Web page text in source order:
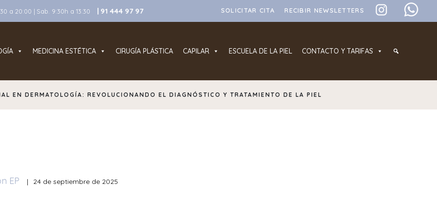
a 20:00 | Sab. 9:30h a 13:30 | 91 444 97 97 SOLICITAR CITA RECIBIR NEWSLETTERS
MEDICINA ESTÉTICA CIRUGÍA PLÁSTICA CAPILAR ESCUELA DE LA PIEL CONTACTO Y TARIFAS
EN DERMATOLOGÍA: REVOLUCIONANDO EL DIAGNÓSTICO Y TRATAMIENTO DE LA PIEL
EP | 24 de septiembre de 2025